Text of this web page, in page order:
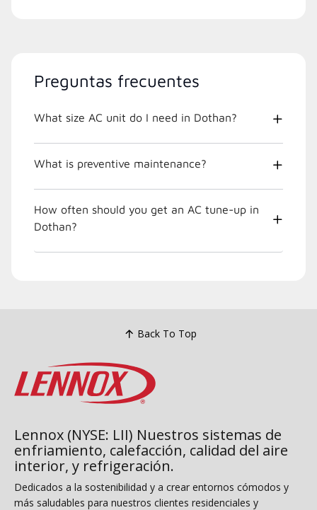
Preguntas frecuentes
What size AC unit do I need in Dothan?
What is preventive maintenance?
How often should you get an AC tune-up in
Dothan?
Back To Top
Lennox (NYSE: LII) Nuestros sistemas de
enfriamiento, calefacción, calidad del aire
interior, y refrigeración.
Dedicados a la sostenibilidad y a crear entornos cómodos y
más saludables para nuestros clientes residenciales y